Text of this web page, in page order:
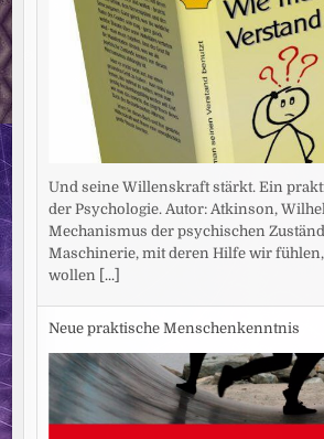
Und seine Willenskraft stärkt. Ein
der Psychologie. Autor: Atkinson,
Mechanismus der psychischen
Maschinerie, mit deren Hilfe wir
wollen [...]
Neue praktische Menschenkenntnis